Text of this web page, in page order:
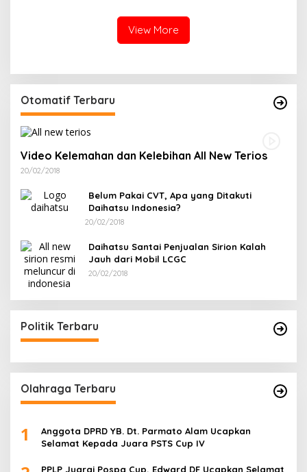
View More
Otomatif Terbaru
Video Kelemahan dan Kelebihan All New Terios
20/02/2018
Belum Pakai CVT, Apa yang Ditakuti
Daihatsu Indonesia?
20/02/2018
Daihatsu Santai Penjualan Sirion Kalah
Jauh dari Mobil LCGC
20/02/2018
Politik Terbaru
Olahraga Terbaru
1
Anggota DPRD YB. Dt. Parmato Alam Ucapkan
Selamat Kepada Juara PSTS Cup IV
PPLP Juarai Pospa Cup, Edward DF Ucapkan Selamat